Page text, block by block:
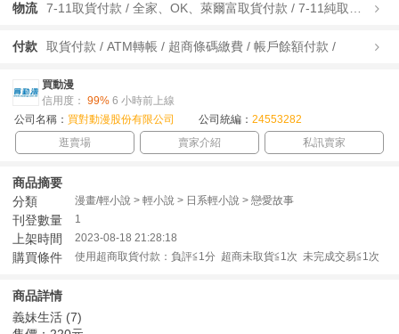
物流
付款 取貨付款 / ATM轉帳 / 超商條碼繳費 / 帳戶餘額付款 /
買動漫
信用度： 99% 6 小時前上線
公司名稱： 買對動漫股份有限公司 公司統編： 24553282
逛賣場
賣家介紹 私訊賣家
商品摘要
分類
漫畫/輕小說 > 輕小說 > 日系輕小說 > 戀愛故事
刊登數量 1
上架時間 2023-08-18 21:28:18
購買條件 使用超商取貨付款：負評≦1分 超商未取貨≦1次 未完成交易≦1次
商品詳情
義妹生活 (7)